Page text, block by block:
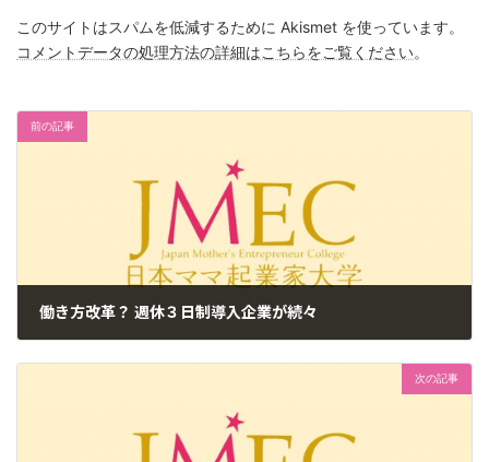
このサイトはスパムを低減するために Akismet を使っています。
コメントデータの処理方法の詳細はこちらをご覧ください。
前の記事
働き方改革？ 週休３日制導入企業が続々
次の記事